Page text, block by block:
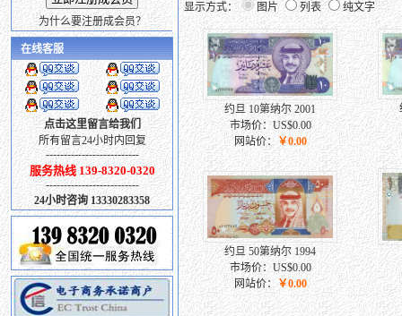
为什么要注册成会员？
在线客服
点击这里留言给我们
所有留言24小时内回复
--------------------------
服务热线 139-8320-0320
--------------------------
24小时咨询 13330283358
显示方式： 图片 列表 纯文字
约旦 10第纳尔 2001
市场价：US$0.00
网站价： ￥0.00
约旦 50第纳尔 1994
市场价：US$0.00
网站价： ￥0.00